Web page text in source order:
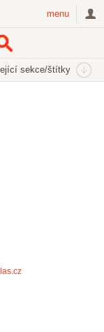
menu
sekce/štítky